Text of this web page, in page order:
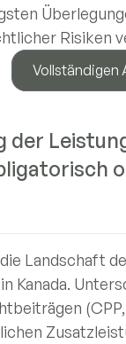
Risiken
Vollständigen
der
Landschaft
Kanada.